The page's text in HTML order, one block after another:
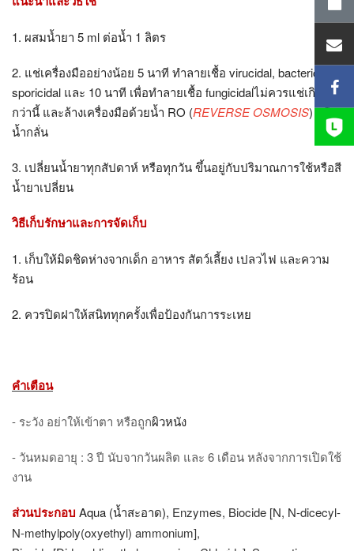
1. ผสมน้ำยา 5 ml ต่อน้ำ 1 ลิตร
2. แช่เครื่องมืออย่างน้อย 5 นาที ทำลายเชื้อ virucidal, bactericidal,
sporicidal และ 10 นาที เพื่อทำลายเชื้อ fungicidalไม่ควรแช่เกิน
กว่านี้ และล้างเครื่องมือด้วยน้ำ RO (REVERSE OSMOSIS) หรือ
น้ำกลั่น
3. เปลี่ยนน้ำยาทุกสัปดาห์ หรือทุกวัน ขึ้นอยู่กับปริมาณการใช้หรือสี
น้ำยาเปลี่ยน
วิธีเก็บรักษาและการจัดเก็บ
1. เก็บให้มิดชิดห่างจากเด็ก อาหาร สัตว์เลี้ยง เปลวไฟ และความ
ร้อน
2. ควรปิดฝาให้สนิททุกครั้งเพื่อป้องกันการระเหย
คำเตือน
- ระวัง อย่าให้เข้าตา หรือถูกผิวหนัง
- วันหมดอายุ : 3 ปี นับจากวันผลิต และ 6 เดือน หลังจากการเปิดใช้
งาน
ส่วนประกอบ Aqua (น้ำสะอาด), Enzymes, Biocide [N, N-dicecyl-
N-methylpoly(oxyethyl) ammonium],